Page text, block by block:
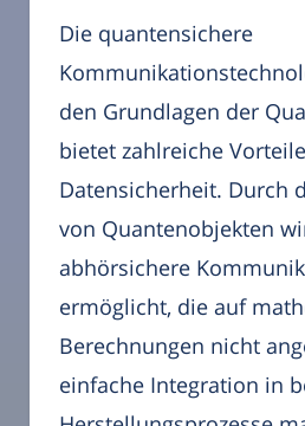
Die quantensichere
den Grundlagen der
bietet zahlreiche
Datensicherheit. Durch
von Quantenobjekten
abhörsichere
ermöglicht, die auf
Berechnungen nicht
einfache Integration in